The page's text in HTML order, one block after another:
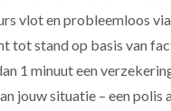
vlot en probleemloos
tot stand op basis van
1 minuut een
jouw situatie – een